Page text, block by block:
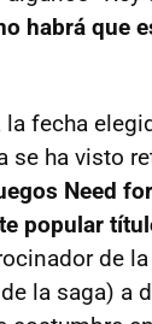
habrá que
fecha
se ha visto
Need
popular
de la
la saga) a